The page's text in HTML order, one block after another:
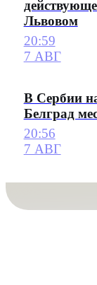
Львовом
20:59
7 АВГ
В Сербии
Белград
20:56
7 АВГ